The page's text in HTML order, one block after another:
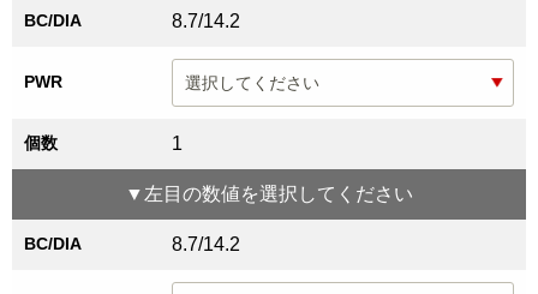
BC/DIA 8.7/14.2
PWR
個数 1
▼ 左目 の数値を選択してください
BC/DIA 8.7/14.2